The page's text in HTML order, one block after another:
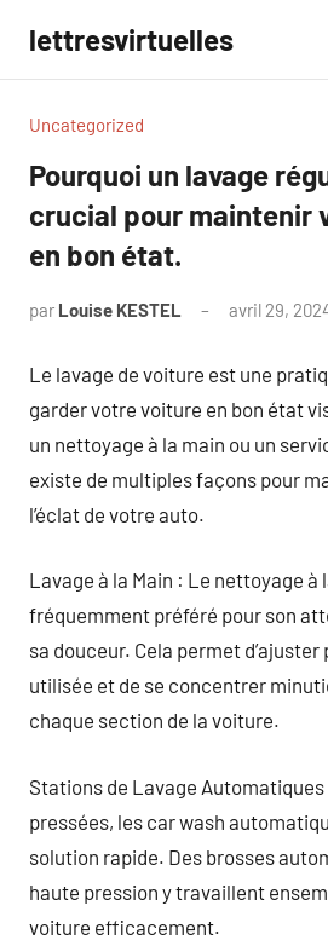
contenu
lettresvirtuelles
Uncategorized
Pourquoi un lavage
crucial pour maintenir
en bon état.
par Louise KESTEL avril 29,
Le lavage de voiture est une
garder votre voiture en bon état
un nettoyage à la main ou un
existe de multiples façons pour
l’éclat de votre auto.
Lavage à la Main : Le nettoyage à
fréquemment préféré pour son
sa douceur. Cela permet
utilisée et de se concentrer
chaque section de la voiture.
Stations de Lavage
pressées, les car wash
solution rapide. Des brosses
haute pression y travaillent
voiture efficacement.